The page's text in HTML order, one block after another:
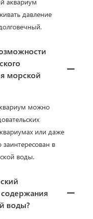
давление
морской
можно
или даже
заинтересован в
воды.
воды?